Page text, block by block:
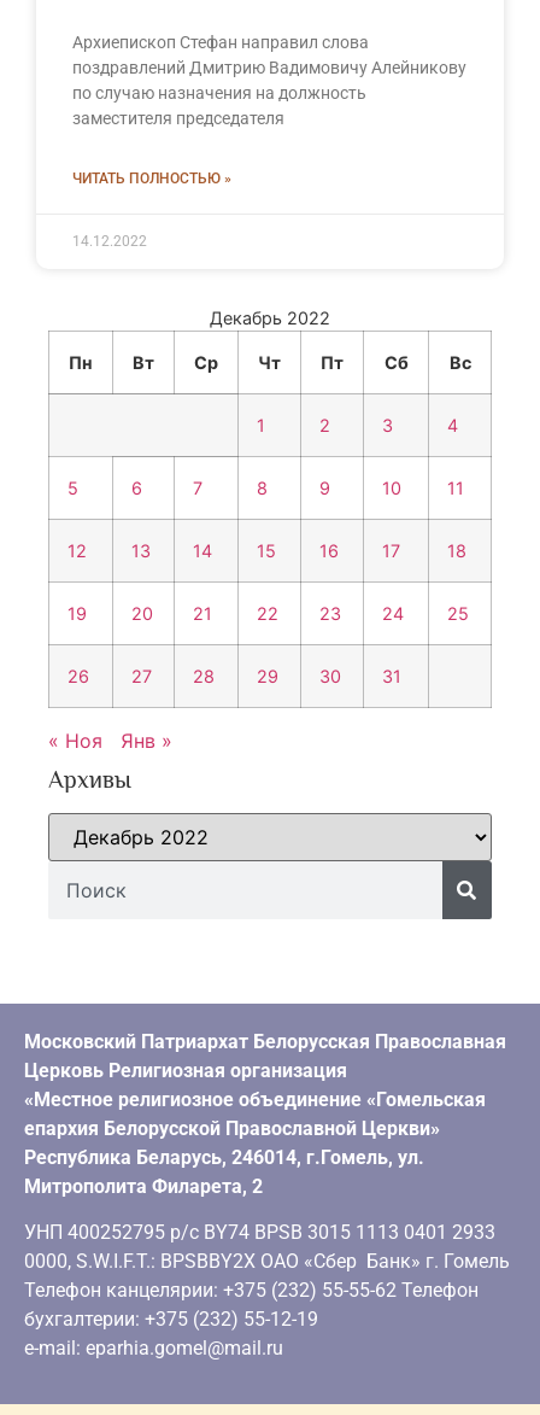
Архиепископ Стефан направил слова
поздравлений Дмитрию Вадимовичу Алейникову
по случаю назначения на должность
заместителя председателя
ЧИТАТЬ ПОЛНОСТЬЮ »
14.12.2022
Декабрь 2022
Пн Вт Ср Чт Пт Сб Вс
1 2 3 4
5 6 7 8 9 10 11
12 13 14 15 16 17 18
19 20 21 22 23 24 25
26 27 28 29 30 31
« Ноя Янв »
Архивы
Московский Патриархат Белорусская Православная
Церковь Религиозная организация
«Местное религиозное объединение «Гомельская
епархия Белорусской Православной Церкви»
Республика Беларусь, 246014, г.Гомель, ул.
Митрополита Филарета, 2
УНП 400252795 р/с BY74 BPSB 3015 1113 0401 2933
0000, S.W.I.F.T.: BPSBBY2X ОАО «Сбер Банк» г. Гомель
Телефон канцелярии: +375 (232) 55-55-62 Телефон
бухгалтерии: +375 (232) 55-12-19
e-mail: eparhia.gomel@mail.ru